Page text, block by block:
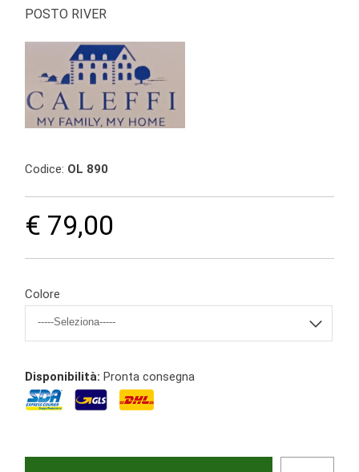
POSTO RIVER
Codice: OL 890
€ 79,00
Colore
Disponibilità: Pronta consegna